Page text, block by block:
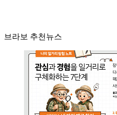
브라보 추천뉴스